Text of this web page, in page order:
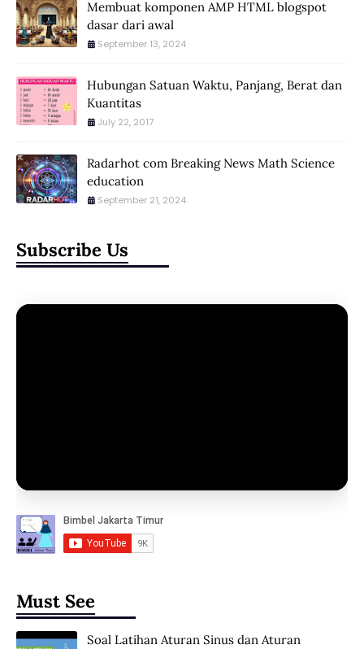
Membuat komponen AMP HTML blogspot
dasar dari awal
September 13, 2024
Hubungan Satuan Waktu, Panjang, Berat dan
Kuantitas
July 22, 2017
Radarhot com Breaking News Math Science
education
September 21, 2024
Subscribe Us
Must See
Soal Latihan Aturan Sinus dan Aturan